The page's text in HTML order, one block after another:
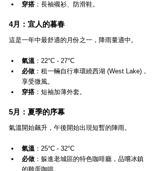
穿搭 ：長袖襯衫、防滑鞋。
4月：宜人的暮春
這是一年中最舒適的月份之一，降雨量適中。
氣溫 ：22°C - 27°C
必做 ：租一輛自行車環繞西湖 (West Lake)，
享受微風。
穿搭 ：短袖加薄外套。
5月：夏季的序幕
氣溫開始飆升，午後開始出現短暫的陣雨。
氣溫 ：25°C - 32°C
必做 ：躲進老城區的特色咖啡廳，品嚐冰鎮
的雞蛋咖啡。